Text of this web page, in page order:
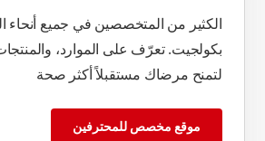
الكثير من المتخصصين في جميع أنحاء
بكولجيت. تعرّف على الموارد،
لتمنح مرضاك مستقبلاً أكثر صحة
موقع مخصص للمحترفين